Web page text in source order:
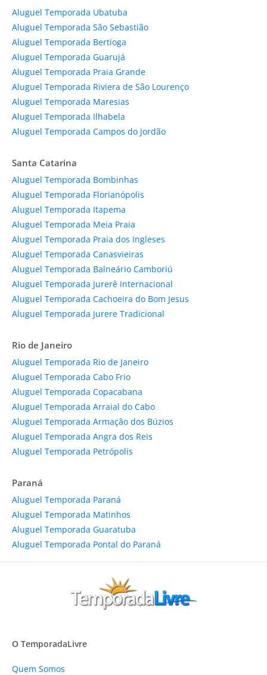
Aluguel Temporada Ubatuba
Aluguel Temporada São Sebastião
Aluguel Temporada Bertioga
Aluguel Temporada Guarujá
Aluguel Temporada Praia Grande
Aluguel Temporada Riviera de São Lourenço
Aluguel Temporada Maresias
Aluguel Temporada Ilhabela
Aluguel Temporada Campos do Jordão
Santa Catarina
Aluguel Temporada Bombinhas
Aluguel Temporada Florianópolis
Aluguel Temporada Itapema
Aluguel Temporada Meia Praia
Aluguel Temporada Praia dos Ingleses
Aluguel Temporada Canasvieiras
Aluguel Temporada Balneário Camboriú
Aluguel Temporada Jurerê Internacional
Aluguel Temporada Cachoeira do Bom Jesus
Aluguel Temporada Jurere Tradicional
Rio de Janeiro
Aluguel Temporada Rio de Janeiro
Aluguel Temporada Cabo Frio
Aluguel Temporada Copacabana
Aluguel Temporada Arraial do Cabo
Aluguel Temporada Armação dos Búzios
Aluguel Temporada Angra dos Reis
Aluguel Temporada Petrópolis
Paraná
Aluguel Temporada Paraná
Aluguel Temporada Matinhos
Aluguel Temporada Guaratuba
Aluguel Temporada Pontal do Paraná
O TemporadaLivre
Quem Somos